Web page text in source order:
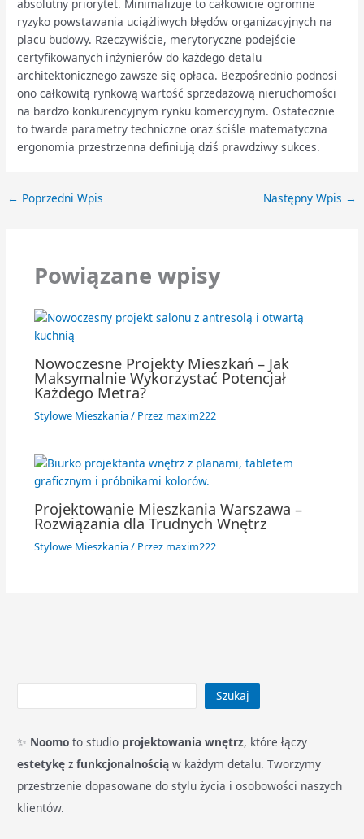
absolutny priorytet. Minimalizuje to całkowicie ogromne
ryzyko powstawania uciążliwych błędów organizacyjnych na
placu budowy. Rzeczywiście, merytoryczne podejście
certyfikowanych inżynierów do każdego detalu
architektonicznego zawsze się opłaca. Bezpośrednio podnosi
ono całkowitą rynkową wartość sprzedażową nieruchomości
na bardzo konkurencyjnym rynku komercyjnym. Ostatecznie
to twarde parametry techniczne oraz ściśle matematyczna
ergonomia przestrzenna definiują dziś prawdziwy sukces.
← Poprzedni Wpis Następny Wpis →
Powiązane wpisy
Nowoczesne Projekty Mieszkań – Jak
Maksymalnie Wykorzystać Potencjał
Każdego Metra?
Stylowe Mieszkania/ Przez maxim222
Projektowanie Mieszkania Warszawa –
Rozwiązania dla Trudnych Wnętrz
Stylowe Mieszkania/ Przez maxim222
Szukaj
✨ Noomo to studio projektowania wnętrz, które łączy
estetykę zfunkcjonalnością w każdym detalu. Tworzymy
przestrzenie dopasowane do stylu życia i osobowości naszych
klientów.